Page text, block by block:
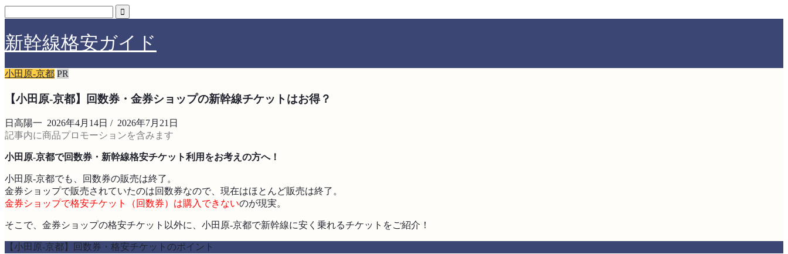
新幹線格安ガイド
小田原-京都 PR
【小田原-京都】回数券・金券ショップの新幹線チケットはお得？
日高陽一 2026年4月14日 / 2026年7月21日
記事内に商品プロモーションを含みます
小田原-京都で回数券・新幹線格安チケット利用をお考えの方へ！
小田原-京都でも、回数券の販売は終了。
金券ショップで販売されていたのは回数券なので、現在はほとんど販売は終了。
金券ショップで格安チケット（回数券）は購入できないのが現実。
そこで、金券ショップの格安チケット以外に、小田原-京都で新幹線に安く乗れるチケットをご紹介！
【小田原-京都】回数券・格安チケットのポイント